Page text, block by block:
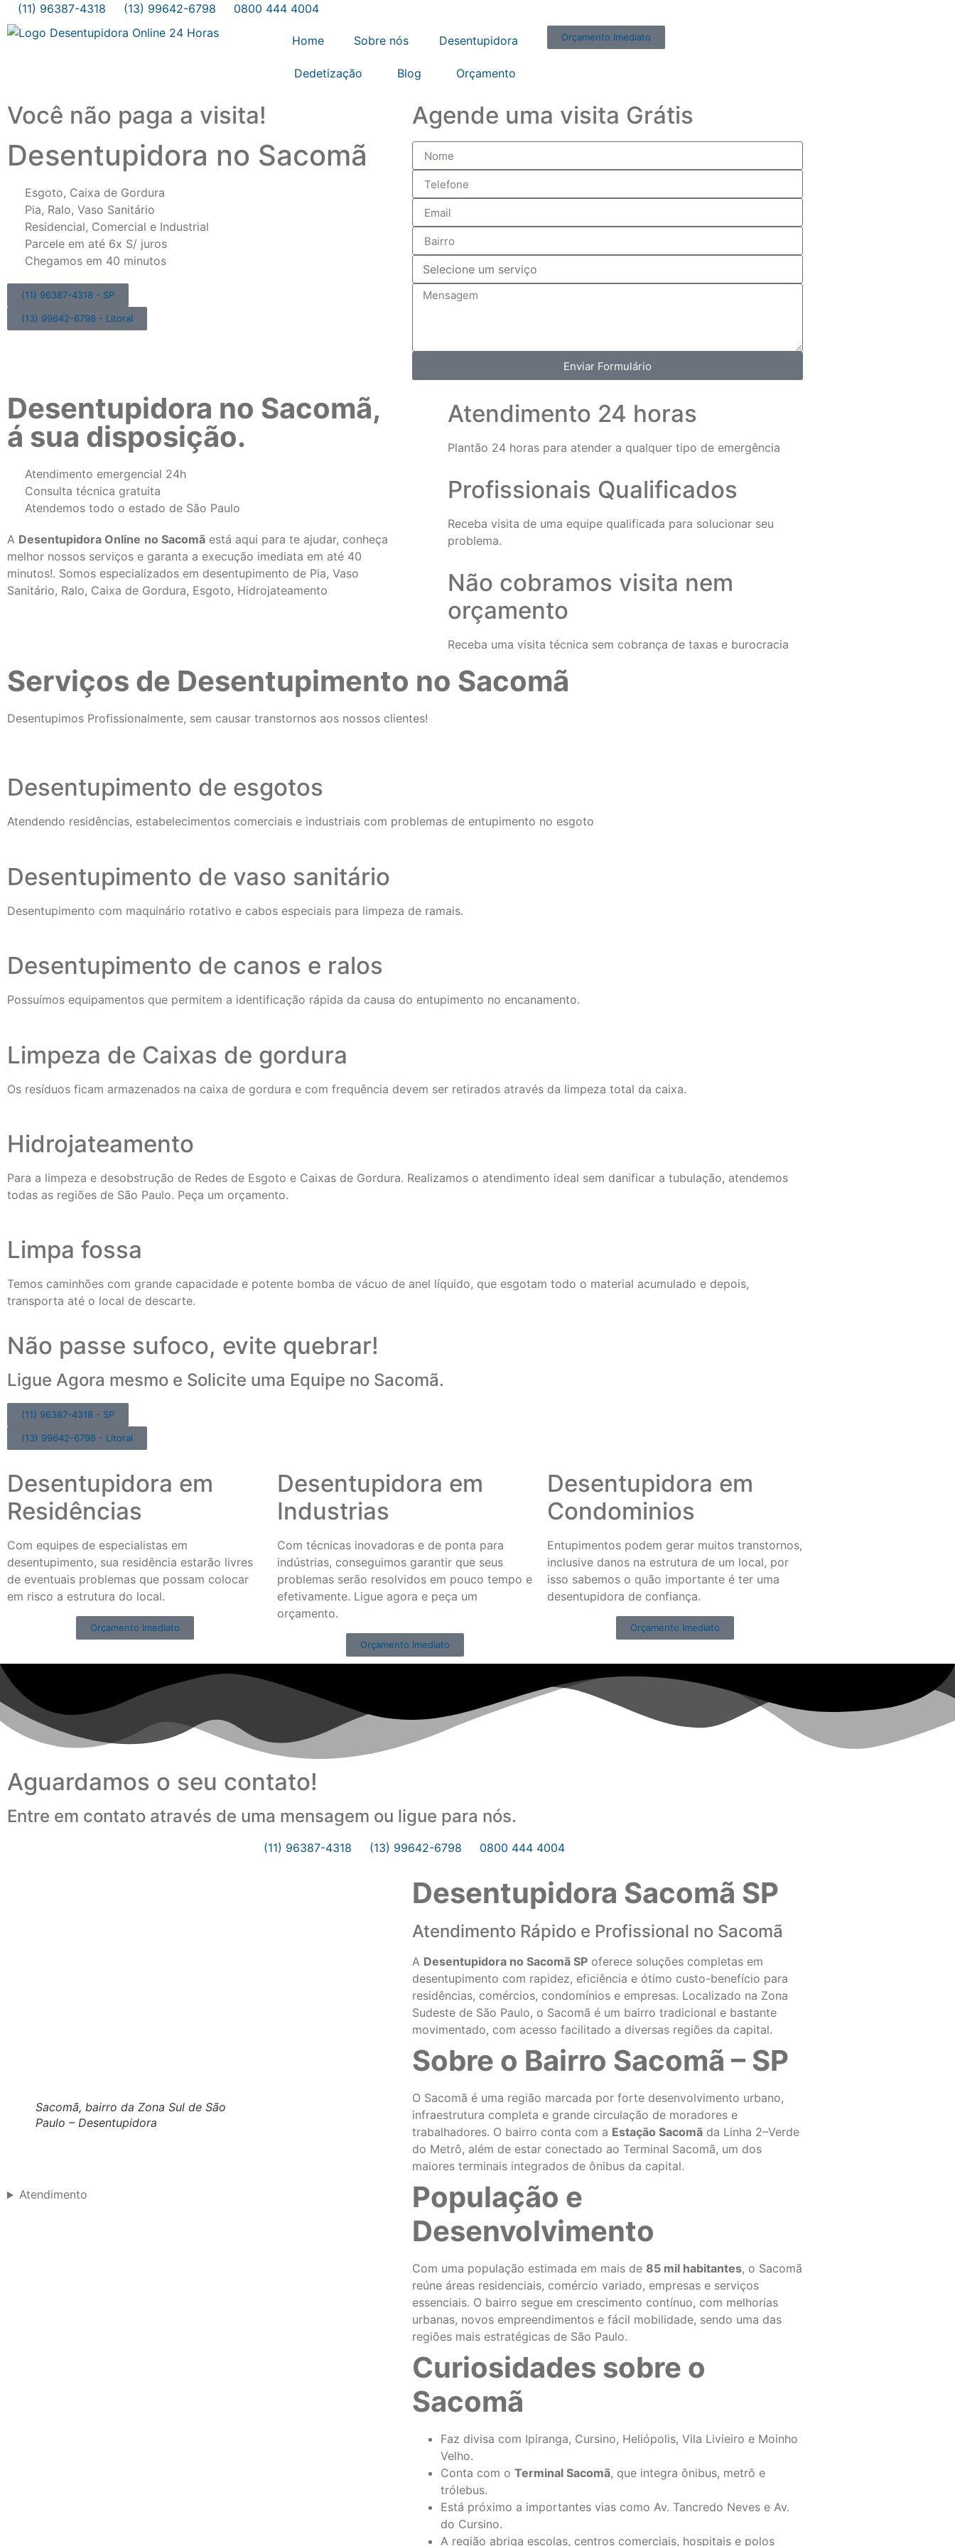
(11) 96387-4318 (13) 99642-6798 0800 444 4004
Home Sobre nós Desentupidora
Dedetização Blog Orçamento
Orçamento Imediato
Você não paga a visita!
Desentupidora no Sacomã
Esgoto, Caixa de Gordura
Pia, Ralo, Vaso Sanitário
Residencial, Comercial e Industrial
Parcele em até 6x S/ juros
Chegamos em 40 minutos
(11) 96387-4318 - SP
(13) 99642-6798 - Litoral
Agende uma visita Grátis
Enviar Formulário
Desentupidora no Sacomã,
á sua disposição.
Atendimento emergencial 24h
Consulta técnica gratuita
Atendemos todo o estado de São Paulo
A Desentupidora Online no Sacomã está aqui para te ajudar, conheça
melhor nossos serviços e garanta a execução imediata em até 40
minutos!. Somos especializados em desentupimento de Pia, Vaso
Sanitário, Ralo, Caixa de Gordura, Esgoto, Hidrojateamento
Atendimento 24 horas
Plantão 24 horas para atender a qualquer tipo de emergência
Profissionais Qualificados
Receba visita de uma equipe qualificada para solucionar seu
problema.
Não cobramos visita nem
orçamento
Receba uma visita técnica sem cobrança de taxas e burocracia
Serviços de Desentupimento no Sacomã
Desentupimos Profissionalmente, sem causar transtornos aos nossos clientes!
Desentupimento de esgotos
Atendendo residências, estabelecimentos comerciais e industriais com problemas de entupimento no esgoto
Desentupimento de vaso sanitário
Desentupimento com maquinário rotativo e cabos especiais para limpeza de ramais.
Desentupimento de canos e ralos
Possuímos equipamentos que permitem a identificação rápida da causa do entupimento no encanamento.
Limpeza de Caixas de gordura
Os resíduos ficam armazenados na caixa de gordura e com frequência devem ser retirados através da limpeza total da caixa.
Hidrojateamento
Para a limpeza e desobstrução de Redes de Esgoto e Caixas de Gordura. Realizamos o atendimento ideal sem danificar a tubulação, atendemos
todas as regiões de São Paulo. Peça um orçamento.
Limpa fossa
Temos caminhões com grande capacidade e potente bomba de vácuo de anel líquido, que esgotam todo o material acumulado e depois,
transporta até o local de descarte.
Não passe sufoco, evite quebrar!
Ligue Agora mesmo e Solicite uma Equipe no Sacomã.
(11) 96387-4318 - SP
(13) 99642-6798 - Litoral
Desentupidora em
Residências
Com equipes de especialistas em
desentupimento, sua residência estarão livres
de eventuais problemas que possam colocar
em risco a estrutura do local.
Orçamento Imediato
Desentupidora em
Industrias
Com técnicas inovadoras e de ponta para
indústrias, conseguimos garantir que seus
problemas serão resolvidos em pouco tempo e
efetivamente. Ligue agora e peça um
orçamento.
Orçamento Imediato
Desentupidora em
Condominios
Entupimentos podem gerar muitos transtornos,
inclusive danos na estrutura de um local, por
isso sabemos o quão importante é ter uma
desentupidora de confiança.
Orçamento Imediato
Aguardamos o seu contato!
Entre em contato através de uma mensagem ou ligue para nós.
(11) 96387-4318 (13) 99642-6798 0800 444 4004
Sacomã, bairro da Zona Sul de São
Paulo – Desentupidora
Atendimento
Desentupidora Sacomã SP
Atendimento Rápido e Profissional no Sacomã
A Desentupidora no Sacomã SP oferece soluções completas em
desentupimento com rapidez, eficiência e ótimo custo-benefício para
residências, comércios, condomínios e empresas. Localizado na Zona
Sudeste de São Paulo, o Sacomã é um bairro tradicional e bastante
movimentado, com acesso facilitado a diversas regiões da capital.
Sobre o Bairro Sacomã – SP
O Sacomã é uma região marcada por forte desenvolvimento urbano,
infraestrutura completa e grande circulação de moradores e
trabalhadores. O bairro conta com a Estação Sacomã da Linha 2–Verde
do Metrô, além de estar conectado ao Terminal Sacomã, um dos
maiores terminais integrados de ônibus da capital.
População e
Desenvolvimento
Com uma população estimada em mais de 85 mil habitantes, o Sacomã
reúne áreas residenciais, comércio variado, empresas e serviços
essenciais. O bairro segue em crescimento contínuo, com melhorias
urbanas, novos empreendimentos e fácil mobilidade, sendo uma das
regiões mais estratégicas de São Paulo.
Curiosidades sobre o
Sacomã
Faz divisa com Ipiranga, Cursino, Heliópolis, Vila Livieiro e Moinho
Velho.
Conta com o Terminal Sacomã, que integra ônibus, metrô e
trólebus.
Está próximo a importantes vias como Av. Tancredo Neves e Av.
do Cursino.
A região abriga escolas, centros comerciais, hospitais e polos